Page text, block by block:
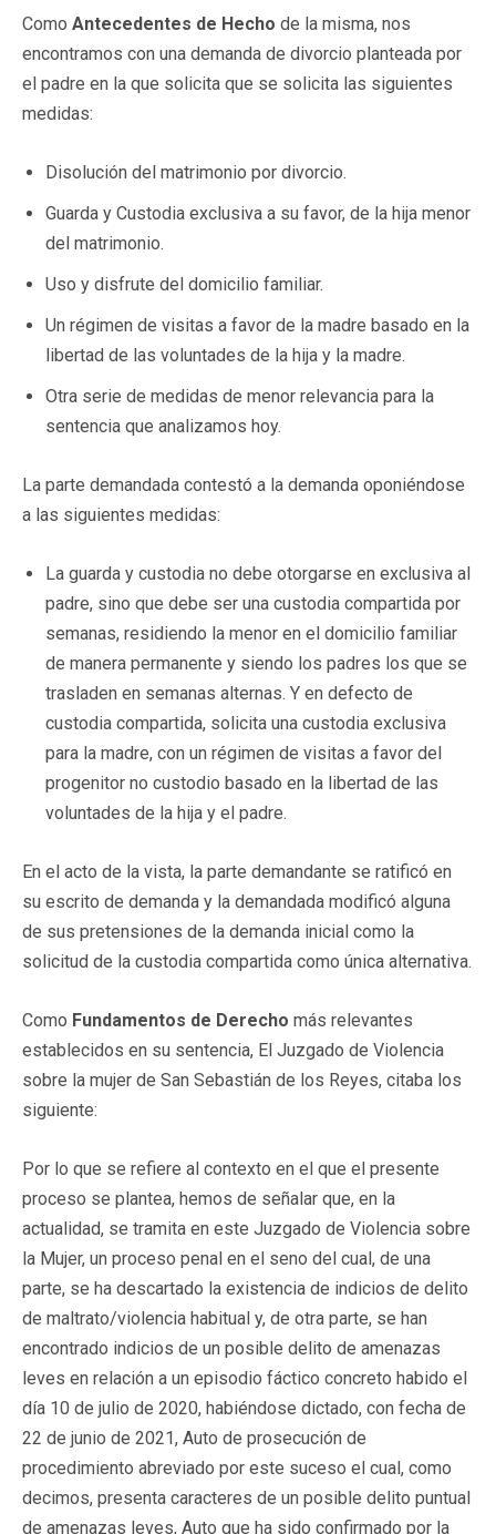
Como Antecedentes de Hecho de la misma, nos
encontramos con una demanda de divorcio planteada por
el padre en la que solicita que se solicita las siguientes
medidas:
Disolución del matrimonio por divorcio.
Guarda y Custodia exclusiva a su favor, de la hija menor
del matrimonio.
Uso y disfrute del domicilio familiar.
Un régimen de visitas a favor de la madre basado en la
libertad de las voluntades de la hija y la madre.
Otra serie de medidas de menor relevancia para la
sentencia que analizamos hoy.
La parte demandada contestó a la demanda oponiéndose
a las siguientes medidas:
La guarda y custodia no debe otorgarse en exclusiva al
padre, sino que debe ser una custodia compartida por
semanas, residiendo la menor en el domicilio familiar
de manera permanente y siendo los padres los que se
trasladen en semanas alternas. Y en defecto de
custodia compartida, solicita una custodia exclusiva
para la madre, con un régimen de visitas a favor del
progenitor no custodio basado en la libertad de las
voluntades de la hija y el padre.
En el acto de la vista, la parte demandante se ratificó en
su escrito de demanda y la demandada modificó alguna
de sus pretensiones de la demanda inicial como la
solicitud de la custodia compartida como única alternativa.
Como Fundamentos de Derecho más relevantes
establecidos en su sentencia, El Juzgado de Violencia
sobre la mujer de San Sebastián de los Reyes, citaba los
siguiente:
Por lo que se refiere al contexto en el que el presente
proceso se plantea, hemos de señalar que, en la
actualidad, se tramita en este Juzgado de Violencia sobre
la Mujer, un proceso penal en el seno del cual, de una
parte, se ha descartado la existencia de indicios de delito
de maltrato/violencia habitual y, de otra parte, se han
encontrado indicios de un posible delito de amenazas
leves en relación a un episodio fáctico concreto habido el
día 10 de julio de 2020, habiéndose dictado, con fecha de
22 de junio de 2021, Auto de prosecución de
procedimiento abreviado por este suceso el cual, como
decimos, presenta caracteres de un posible delito puntual
de amenazas leves, Auto que ha sido confirmado por la